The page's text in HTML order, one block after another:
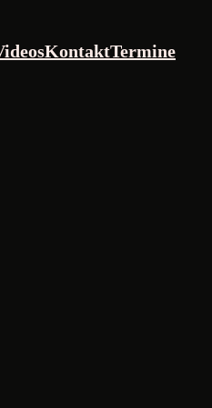
KontaktTermine